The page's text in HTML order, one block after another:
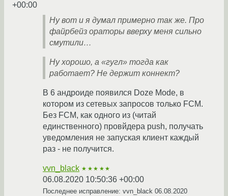
+00:00
Ну вот и я думал примерно так же. Про
файрбейз ораторы вверху меня сильно
смутили…
Ну хорошо, а «гугл» тогда как
работает? Не держит коннект?
В 6 андроиде появился Doze Mode, в
котором из сетевых запросов только FCM.
Без FCM, как одного из (читай
единственного) провйдера push, получать
уведомления не запуская клиент каждый
раз - не получится.
vvn_black ★★★★★
06.08.2020 10:50:36 +00:00
Последнее исправление: vvn_black 06.08.2020